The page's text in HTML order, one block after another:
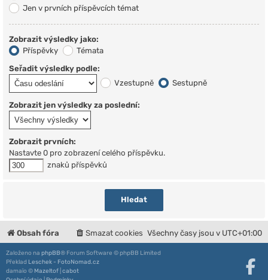
Jen v prvních příspěvcích témat
Zobrazit výsledky jako:
Příspěvky
Témata
Seřadit výsledky podle:
Vzestupně
Sestupně
Zobrazit jen výsledky za poslední:
Zobrazit prvních:
Nastavte 0 pro zobrazení celého příspěvku.
znaků příspěvků
Obsah fóra Všechny časy jsou v UTC+01:00
Smazat cookies
Založeno na phpBB® Forum Software © phpBB Limited
Překlad Leschek - FotoNomad.cz
damaïo © Mazeltof cabot